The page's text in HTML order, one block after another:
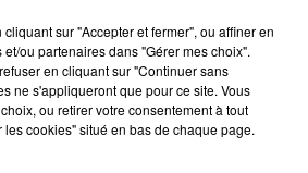
2026
avec son premier...
sur "Accepter et fermer", ou affiner en
ou partenaires dans "Gérer mes choix".
en cliquant sur "Continuer sans
ne s'appliqueront que pour ce site. Vous
ou retirer votre consentement à tout
cookies" situé en bas de chaque page.